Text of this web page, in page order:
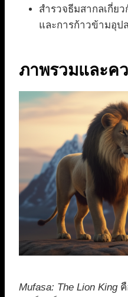
สำรวจธีมสากลเกี่ย
และการก้าวข้ามอุป
ภาพรวมและค
Mufasa: The Lion Kingคื